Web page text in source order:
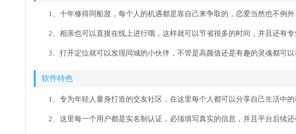
1、十年修得同船渡，每个人的机遇都是靠自己来争取的，恋爱当然也不例
2、相亲也可以直接在线上进行哦，这样就可以节省很多的时间，并且还有
3、打开定位就可以发现同城的小伙伴，不管是高颜值还是有趣的灵魂都可
软件特色
1、专为年轻人量身打造的交友社区，在这里每个人都可以分享自己生活中的
2、这里每一个用户都是实名制认证，必须填写真实的信息，并且平台后续